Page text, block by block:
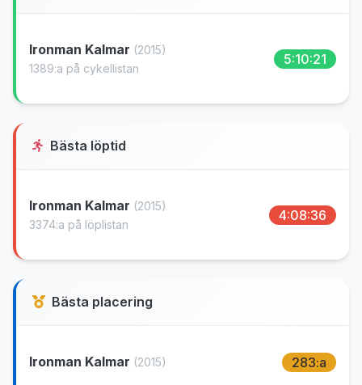
Ironman Kalmar (2015)
1389:a på cykellistan
5:10:21
Bästa löptid
Ironman Kalmar (2015)
3374:a på löplistan
4:08:36
Bästa placering
Ironman Kalmar (2015) 283:a